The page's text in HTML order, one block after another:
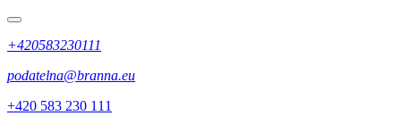
+420583230111
podatelna@branna.eu
+420 583 230 111